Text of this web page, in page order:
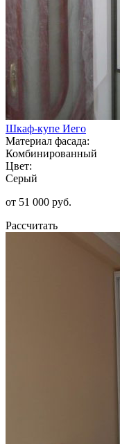
Шкаф-купе Иего
Материал фасада:
Комбинированный
Цвет:
Серый
от 51 000 руб.
Рассчитать